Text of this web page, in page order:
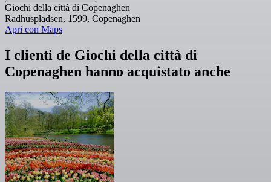
Giochi della città di Copenaghen
Radhuspladsen, 1599, Copenaghen
Apri con Maps
I clienti de Giochi della città di
Copenaghen hanno acquistato anche